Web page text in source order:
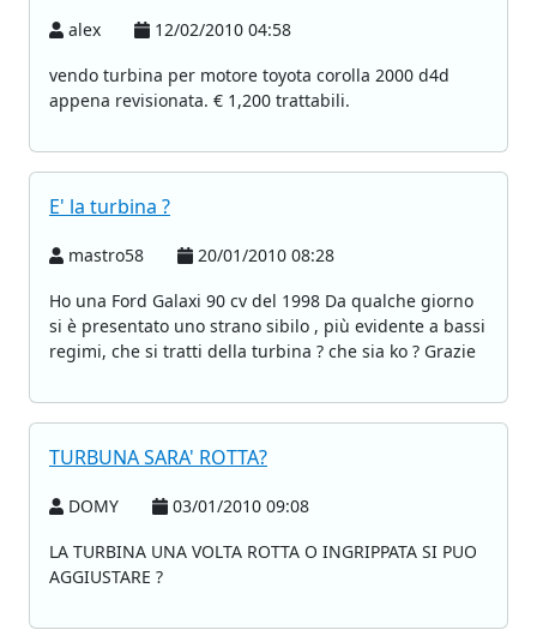
alex
12/02/2010 04:58
vendo turbina per motore toyota corolla 2000 d4d
appena revisionata. € 1,200 trattabili.
E' la turbina ?
mastro58
20/01/2010 08:28
Ho una Ford Galaxi 90 cv del 1998 Da qualche giorno
si è presentato uno strano sibilo , più evidente a bassi
regimi, che si tratti della turbina ? che sia ko ? Grazie
TURBUNA SARA' ROTTA?
DOMY
03/01/2010 09:08
LA TURBINA UNA VOLTA ROTTA O INGRIPPATA SI PUO
AGGIUSTARE ?